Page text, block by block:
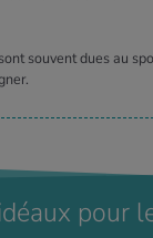
souvent dues au
pour